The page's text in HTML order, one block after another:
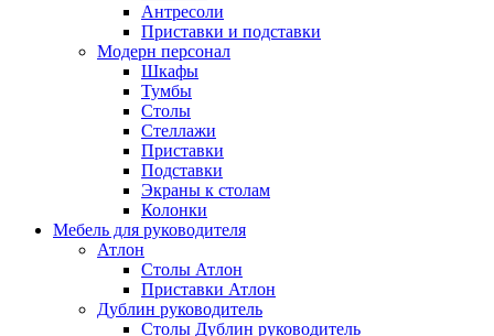
Антресоли
Приставки и подставки
Модерн персонал
Шкафы
Тумбы
Столы
Стеллажи
Приставки
Подставки
Экраны к столам
Колонки
Мебель для руководителя
Атлон
Столы Атлон
Приставки Атлон
Дублин руководитель
Столы Дублин руководитель